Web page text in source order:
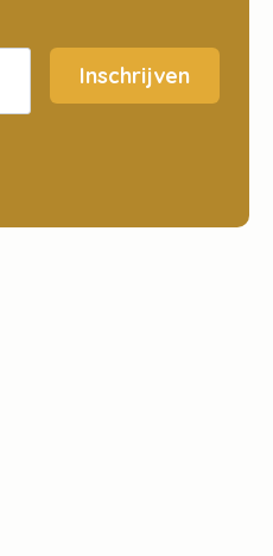
Inschrijven